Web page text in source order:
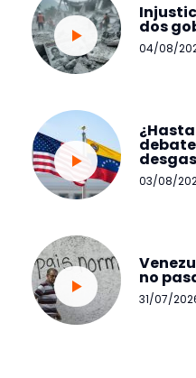
dos
04/08/
03/08/
no
31/07/